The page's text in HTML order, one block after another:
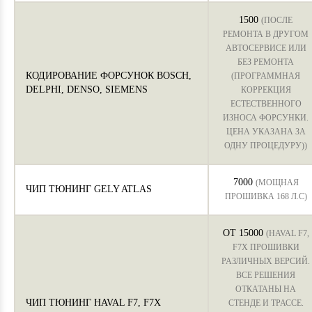
КОДИРОВАНИЕ ФОРСУНОК BOSCH,
DELPHI, DENSO, SIEMENS
1500 (ПОСЛЕ
РЕМОНТА В ДРУГОМ
АВТОСЕРВИСЕ ИЛИ
БЕЗ РЕМОНТА
(ПРОГРАММНАЯ
КОРРЕКЦИЯ
ЕСТЕСТВЕННОГО
ИЗНОСА ФОРСУНКИ.
ЦЕНА УКАЗАНА ЗА
ОДНУ ПРОЦЕДУРУ))
ЧИП ТЮНИНГ GELY ATLAS
7000 (МОЩНАЯ
ПРОШИВКА 168 Л.С)
ЧИП ТЮНИНГ HAVAL F7, F7X
ОТ 15000 (HAVAL F7,
F7X ПРОШИВКИ
РАЗЛИЧНЫХ ВЕРСИЙ.
ВСЕ РЕШЕНИЯ
ОТКАТАНЫ НА
СТЕНДЕ И ТРАССЕ.